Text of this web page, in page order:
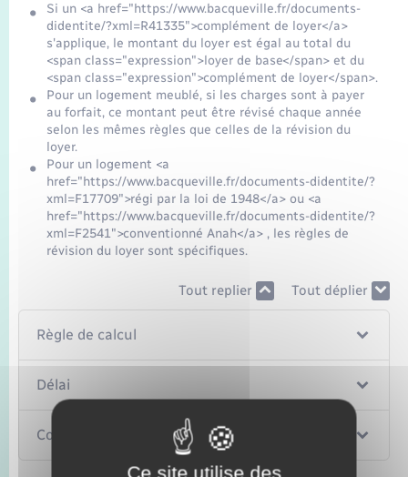
Si un <a href="https://www.bacqueville.fr/documents-
didentite/?xml=R41335">complément de loyer</a>
s'applique, le montant du loyer est égal au total du
<span class="expression">loyer de base</span> et du
<span class="expression">complément de loyer</span>.
Pour un logement meublé, si les charges sont à payer
au forfait, ce montant peut être révisé chaque année
selon les mêmes règles que celles de la révision du
loyer.
Pour un logement <a
href="https://www.bacqueville.fr/documents-didentite/?
xml=F17709">régi par la loi de 1948</a> ou <a
href="https://www.bacqueville.fr/documents-didentite/?
xml=F2541">conventionné Anah</a> , les règles de
révision du loyer sont spécifiques.
Tout replier Tout déplier
Règle de calcul
Délai
Contestation
Ce site utilise des